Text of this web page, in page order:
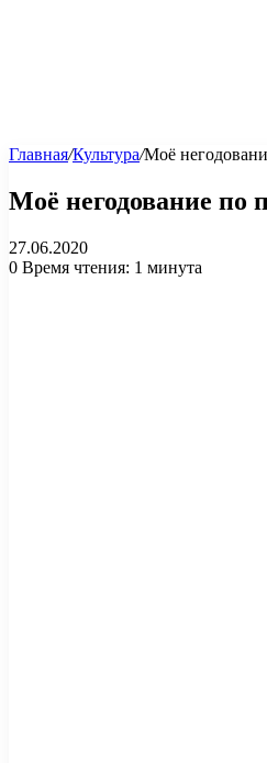
Главная/Культура/Моё
Моё негодование по
27.06.2020
0 Время чтения: 1 минута